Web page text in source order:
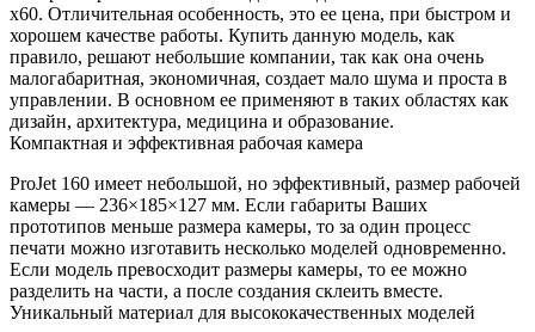
x60. Отличительная особенность, это ее цена, при быстром и
хорошем качестве работы. Купить данную модель, как
правило, решают небольшие компании, так как она очень
малогабаритная, экономичная, создает мало шума и проста в
управлении. В основном ее применяют в таких областях как
дизайн, архитектура, медицина и образование.
Компактная и эффективная рабочая камера
ProJet 160 имеет небольшой, но эффективный, размер рабочей
камеры — 236×185×127 мм. Если габариты Ваших
прототипов меньше размера камеры, то за один процесс
печати можно изготавить несколько моделей одновременно.
Если модель превосходит размеры камеры, то ее можно
разделить на части, а после создания склеить вместе.
Уникальный материал для высококачественных моделей